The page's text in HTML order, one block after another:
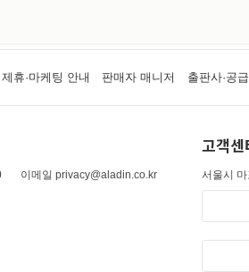
제휴·마케팅 안내 판매자 매니저 출판사·공
이메일 privacy@aladin.co.kr
고객
서울시